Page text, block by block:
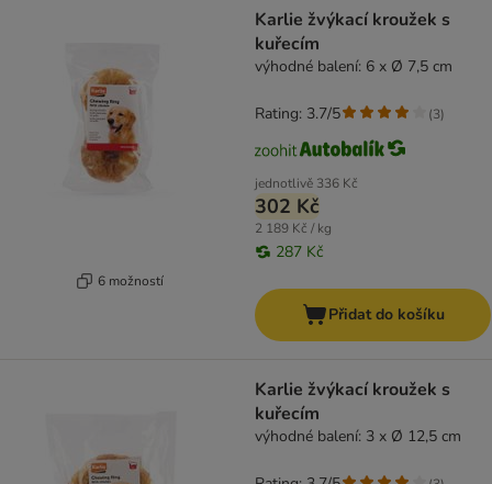
6 možností
Karlie žvýkací kroužek s
kuřecím
výhodné balení: 6 x Ø 7,5 cm
jednotlivě 336 Kč
302 Kč
2 189 Kč / kg
287 Kč
Rating: 3.7/5 (3)
Přidat do košíku
Karlie žvýkací kroužek s
kuřecím
výhodné balení: 3 x Ø 12,5 cm